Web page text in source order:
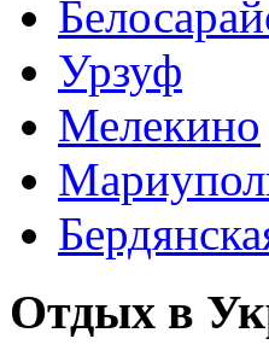
Урзуф
Мелекино
Отдых в